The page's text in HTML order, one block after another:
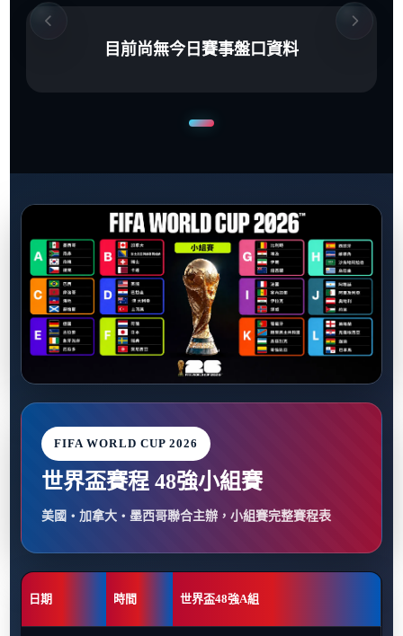
目前尚無今日賽事盤口資料
FIFA WORLD CUP 2026
世界盃賽程 48強小組賽
美國・加拿大・墨西哥聯合主辦，小組賽完整賽程表
日期 時間 世界盃48強A組